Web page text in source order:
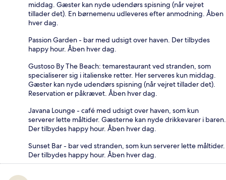
middag. Gæster kan nyde udendørs spisning (når vejret
tillader det). En børnemenu udleveres efter anmodning. Åben
hver dag.
Passion Garden - bar med udsigt over haven. Der tilbydes
happy hour. Åben hver dag.
Gustoso By The Beach: temarestaurant ved stranden, som
specialiserer sig i italienske retter. Her serveres kun middag.
Gæster kan nyde udendørs spisning (når vejret tillader det).
Reservation er påkrævet. Åben hver dag.
Javana Lounge - café med udsigt over haven, som kun
serverer lette måltider. Gæsterne kan nyde drikkevarer i baren.
Der tilbydes happy hour. Åben hver dag.
Sunset Bar - bar ved stranden, som kun serverer lette måltider.
Der tilbydes happy hour. Åben hver dag.